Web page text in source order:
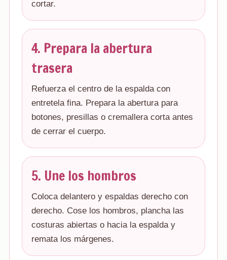
cortar.
4. Prepara la abertura
trasera
Refuerza el centro de la espalda con
entretela fina. Prepara la abertura para
botones, presillas o cremallera corta antes
de cerrar el cuerpo.
5. Une los hombros
Coloca delantero y espaldas derecho con
derecho. Cose los hombros, plancha las
costuras abiertas o hacia la espalda y
remata los márgenes.